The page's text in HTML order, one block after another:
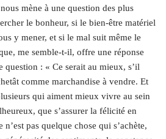
mène à une question des plus
le bonheur, si le bien-être matériel
y mener, et si le mal suit même le
me semble-t-il, offre une réponse
question : « Ce serait au mieux, s’il
comme marchandise à vendre. Et
qui aiment mieux vivre au sein
que s’assurer la félicité en
pas quelque chose qui s’achète,